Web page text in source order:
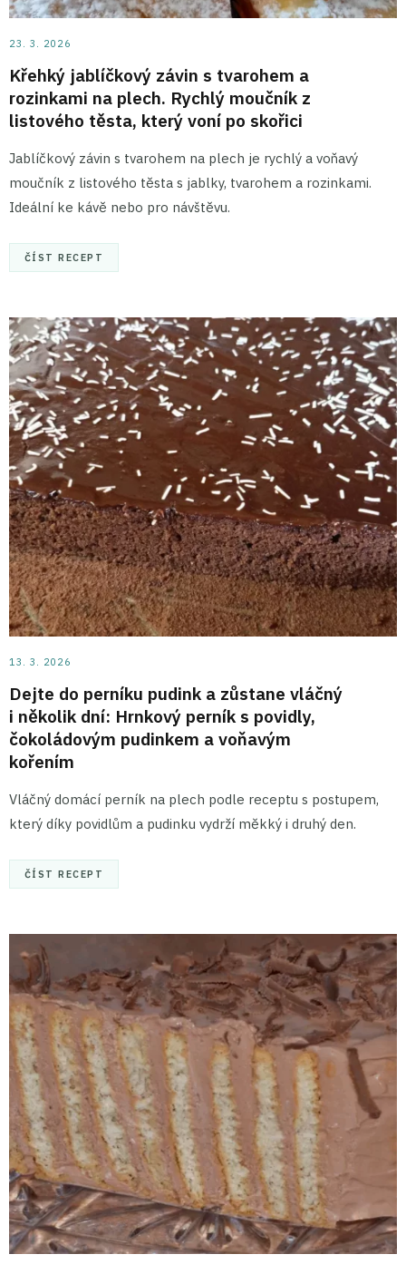
23. 3. 2026
Křehký jablíčkový závin s tvarohem a
rozinkami na plech. Rychlý moučník z
listového těsta, který voní po skořici
Jablíčkový závin s tvarohem na plech je rychlý a voňavý
moučník z listového těsta s jablky, tvarohem a rozinkami.
Ideální ke kávě nebo pro návštěvu.
ČÍST RECEPT
13. 3. 2026
Dejte do perníku pudink a zůstane vláčný
i několik dní: Hrnkový perník s povidly,
čokoládovým pudinkem a voňavým
kořením
Vláčný domácí perník na plech podle receptu s postupem,
který díky povidlům a pudinku vydrží měkký i druhý den.
ČÍST RECEPT